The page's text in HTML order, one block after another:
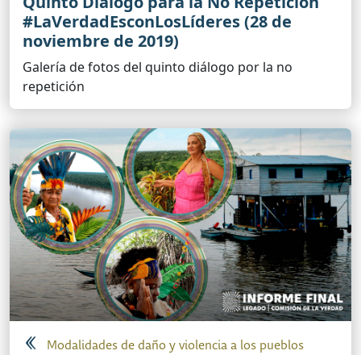
#LaVerdadEsconLosLíderes (28 de
noviembre de 2019)
Galería de fotos del quinto diálogo por la no
repetición
Modalidades de daño y violencia a los pueblos